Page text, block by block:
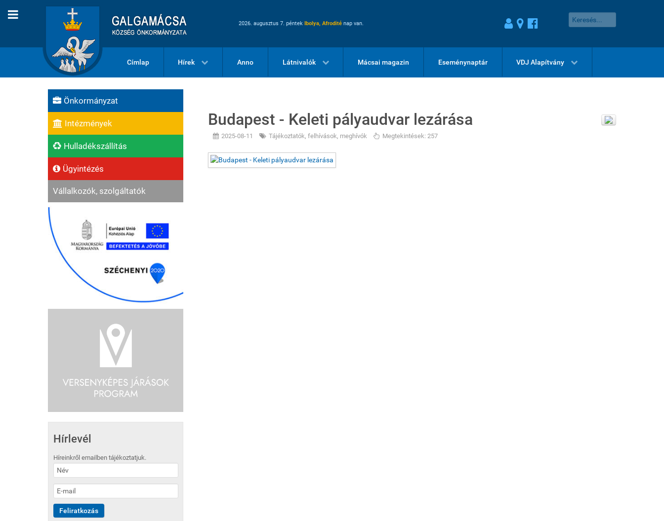
2026. augusztus 7. péntek Ibolya, Afrodité nap van.
Címlap Hírek Anno Látnivalók Mácsai magazin Eseménynaptár VDJ Alapítvány
Önkormányzat
Intézmények
Hulladékszállítás
Ügyintézés
Vállalkozók, szolgáltatók
Hírlevél
Híreinkről emailben tájékoztatjuk.
Budapest - Keleti pályaudvar lezárása
2025-08-11 Tájékoztatók, felhívások, meghívók Megtekintések: 257